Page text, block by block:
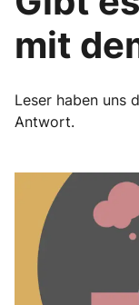
mit
Leser haben uns
Antwort.